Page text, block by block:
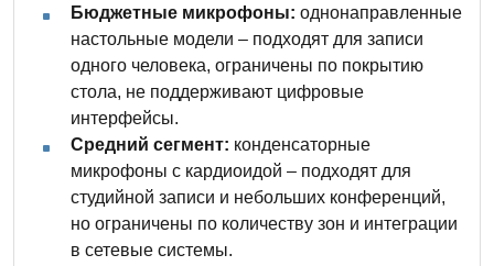
Бюджетные микрофоны: однонаправленные
настольные модели – подходят для записи
одного человека, ограничены по покрытию
стола, не поддерживают цифровые
интерфейсы.
Средний сегмент: конденсаторные
микрофоны с кардиоидой – подходят для
студийной записи и небольших конференций,
но ограничены по количеству зон и интеграции
в сетевые системы.